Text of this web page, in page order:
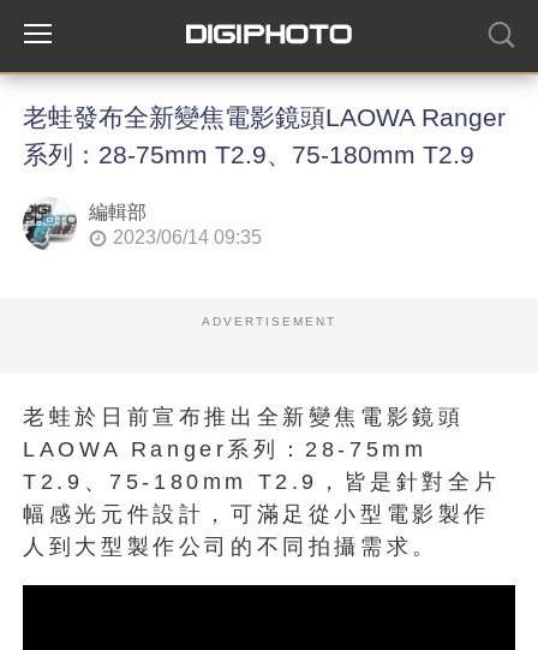
老蛙發布全新變焦電影鏡頭LAOWA Ranger
系列：28-75mm T2.9、75-180mm T2.9
編輯部
2023/06/14 09:35
ADVERTISEMENT
老蛙於日前宣布推出全新變焦電影鏡頭
LAOWA Ranger系列：28-75mm
T2.9、75-180mm T2.9，皆是針對全片
幅感光元件設計，可滿足從小型電影製作
人到大型製作公司的不同拍攝需求。